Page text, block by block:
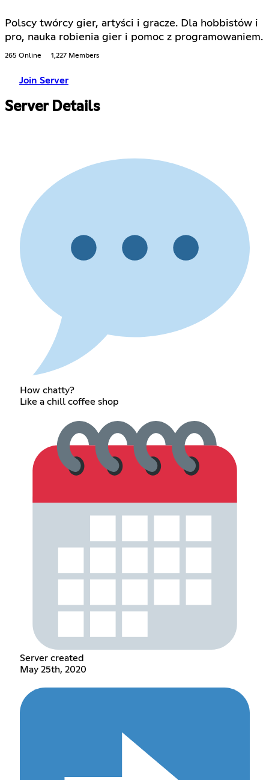
Polscy twórcy gier, artyści i gracze. Dla hobbistów i
pro, nauka robienia gier i pomoc z programowaniem.
265 Online 1,227 Members
Join Server
Server Details
How chatty?
Like a chill coffee shop
Server created
May 25th, 2020